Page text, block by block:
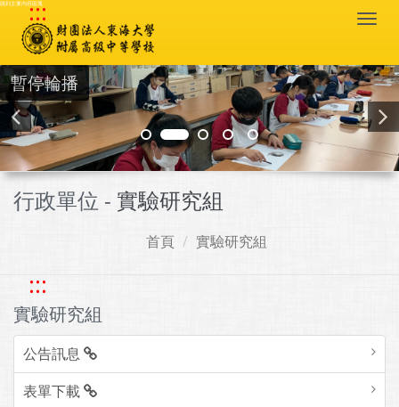
跳到主要內容區塊
:::
暫停輪播
行政單位 - 實驗研究組
首頁 實驗研究組
:::
實驗研究組
公告訊息
表單下載